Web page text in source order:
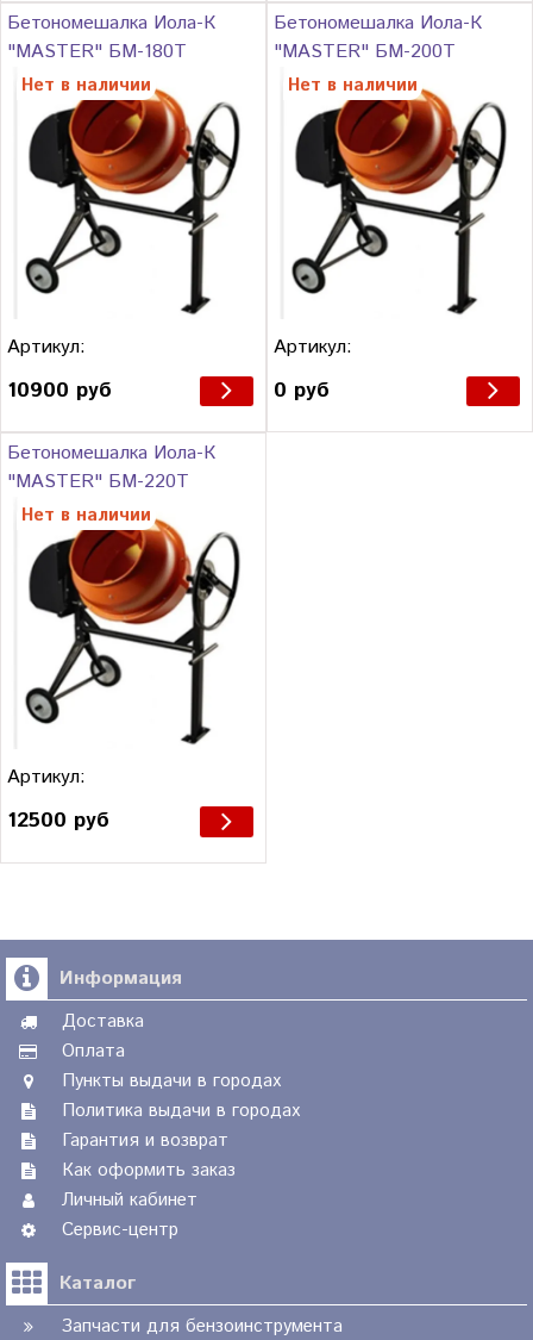
Бетономешалка Иола-К
"MASTER" БМ-180Т
Нет в наличии
Артикул:
10900 руб
Бетономешалка Иола-К
"MASTER" БМ-200Т
Нет в наличии
Артикул:
0 руб
Бетономешалка Иола-К
"MASTER" БМ-220Т
Нет в наличии
Артикул:
12500 руб
Информация
Доставка
Оплата
Пункты выдачи в городах
Политика выдачи в городах
Гарантия и возврат
Как оформить заказ
Личный кабинет
Сервис-центр
Каталог
Запчасти для бензоинструмента